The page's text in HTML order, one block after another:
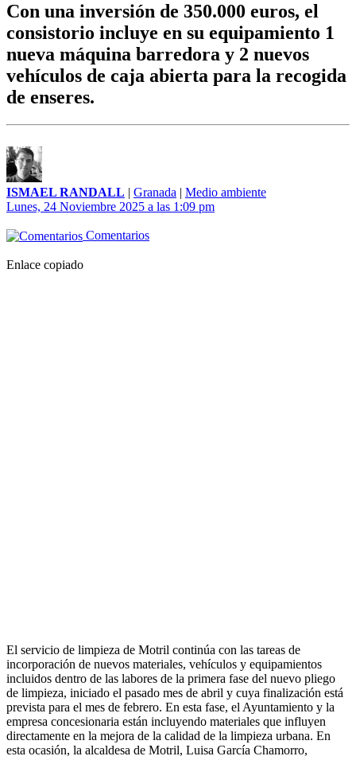
Con una inversión de 350.000 euros, el
consistorio incluye en su equipamiento 1
nueva máquina barredora y 2 nuevos
vehículos de caja abierta para la recogida
de enseres.
ISMAEL RANDALL | Granada | Medio ambiente
Lunes, 24 Noviembre 2025 a las 1:09 pm
Comentarios
Enlace copiado
El servicio de limpieza de Motril continúa con las tareas de
incorporación de nuevos materiales, vehículos y equipamientos
incluidos dentro de las labores de la primera fase del nuevo pliego
de limpieza, iniciado el pasado mes de abril y cuya finalización está
prevista para el mes de febrero. En esta fase, el Ayuntamiento y la
empresa concesionaria están incluyendo materiales que influyen
directamente en la mejora de la calidad de la limpieza urbana. En
esta ocasión, la alcaldesa de Motril, Luisa García Chamorro,